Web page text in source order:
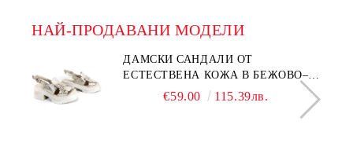
НАЙ-ПРОДАВАНИ МОДЕЛИ
ДАМСКИ САНДАЛИ ОТ
ЕСТЕСТВЕНА КОЖА В БЕЖОВО–
МОДЕЛ NOVA.
€59.00 115.39лв.